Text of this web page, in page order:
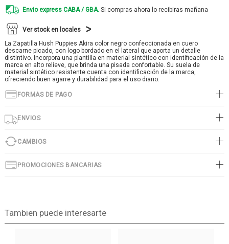
Envio express CABA / GBA. Si compras ahora lo recibiras mañana
Ver stock en locales
La Zapatilla Hush Puppies Akira color negro confeccionada en cuero
descarne picado, con logo bordado en el lateral que aporta un detalle
distintivo. Incorpora una plantilla en material sintético con identificación de la
marca en alto relieve, que brinda una pisada confortable. Su suela de
material sintético resistente cuenta con identificación de la marca,
ofreciendo buen agarre y durabilidad para el uso diario.
FORMAS DE PAGO
ENVIOS
CAMBIOS
PROMOCIONES BANCARIAS
Tambien puede interesarte